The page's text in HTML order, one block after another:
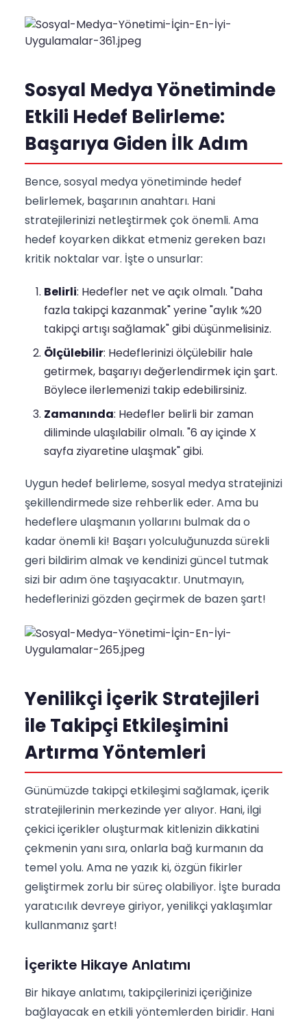
Sosyal Medya Yönetiminde
Etkili Hedef Belirleme:
Başarıya Giden İlk Adım
Bence, sosyal medya yönetiminde hedef
belirlemek, başarının anahtarı. Hani
stratejilerinizi netleştirmek çok önemli. Ama
hedef koyarken dikkat etmeniz gereken bazı
kritik noktalar var. İşte o unsurlar:
Belirli: Hedefler net ve açık olmalı. "Daha
fazla takipçi kazanmak" yerine "aylık %20
takipçi artışı sağlamak" gibi düşünmelisiniz.
Ölçülebilir: Hedeflerinizi ölçülebilir hale
getirmek, başarıyı değerlendirmek için şart.
Böylece ilerlemenizi takip edebilirsiniz.
Zamanında: Hedefler belirli bir zaman
diliminde ulaşılabilir olmalı. "6 ay içinde X
sayfa ziyaretine ulaşmak" gibi.
Uygun hedef belirleme, sosyal medya stratejinizi
şekillendirmede size rehberlik eder. Ama bu
hedeflere ulaşmanın yollarını bulmak da o
kadar önemli ki! Başarı yolculuğunuzda sürekli
geri bildirim almak ve kendinizi güncel tutmak
sizi bir adım öne taşıyacaktır. Unutmayın,
hedeflerinizi gözden geçirmek de bazen şart!
Yenilikçi İçerik Stratejileri
ile Takipçi Etkileşimini
Artırma Yöntemleri
Günümüzde takipçi etkileşimi sağlamak, içerik
stratejilerinin merkezinde yer alıyor. Hani, ilgi
çekici içerikler oluşturmak kitlenizin dikkatini
çekmenin yanı sıra, onlarla bağ kurmanın da
temel yolu. Ama ne yazık ki, özgün fikirler
geliştirmek zorlu bir süreç olabiliyor. İşte burada
yaratıcılık devreye giriyor, yenilikçi yaklaşımlar
kullanmanız şart!
İçerikte Hikaye Anlatımı
Bir hikaye anlatımı, takipçilerinizi içeriğinize
bağlayacak en etkili yöntemlerden biridir. Hani